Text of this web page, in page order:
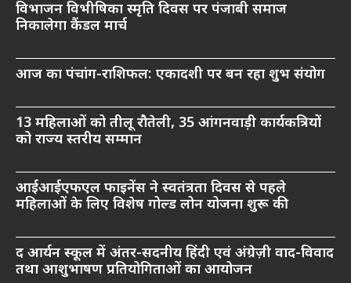
विभाजन विभीषिका स्मृति दिवस पर पंजाबी समाज
निकालेगा कैंडल मार्च
आज का पंचांग-राशिफल: एकादशी पर बन रहा शुभ संयोग
13 महिलाओं को तीलू रौतेली, 35 आंगनवाड़ी कार्यकत्रियों
को राज्य स्तरीय सम्मान
आईआईएफएल फाइनेंस ने स्वतंत्रता दिवस से पहले
महिलाओं के लिए विशेष गोल्ड लोन योजना शुरू की
द आर्यन स्कूल में अंतर-सदनीय हिंदी एवं अंग्रेज़ी वाद-विवाद
तथा आशुभाषण प्रतियोगिताओं का आयोजन